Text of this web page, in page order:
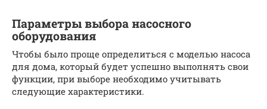
Параметры выбора насосного
оборудования
Чтобы было проще определиться с моделью насоса
для дома, который будет успешно выполнять свои
функции, при выборе необходимо учитывать
следующие характеристики.